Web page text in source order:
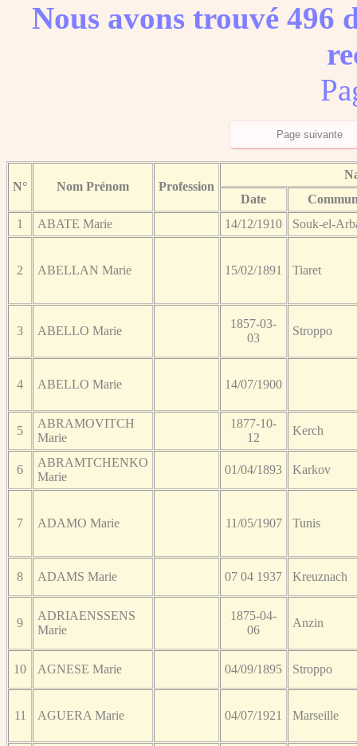
Nous avons trouvé 496
N° Nom Prénom Profession
Date
1
ABATE Marie 14/12/1910 Souk-el-
2 ABELLAN Marie 15/02/1891 Tiaret
3 ABELLO Marie
1857-03-
03
Stroppo
4 ABELLO Marie 14/07/1900
5
ABRAMOVITCH
Marie
1877-10-
12
Kerch
6
ABRAMTCHENKO
Marie
01/04/1893 Karkov
7 ADAMO Marie 11/05/1907 Tunis
8 ADAMS Marie 07 04 1937 Kreuznach
9
ADRIAENSSENS
Marie
1875-04-
06
Anzin
10 AGNESE Marie 04/09/1895 Stroppo
11 AGUERA Marie 04/07/1921 Marseille